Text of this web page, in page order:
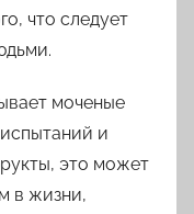
что следует
моченые
и
это может
в жизни,